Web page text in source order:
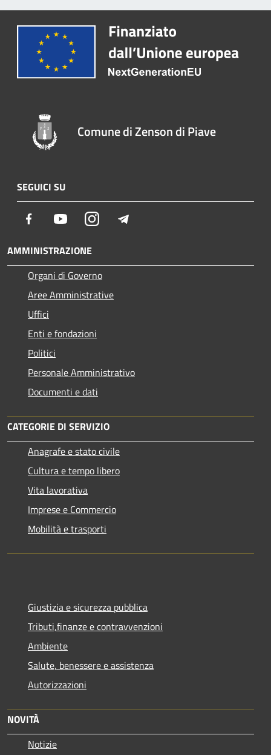
Comune di Zenson di Piave
SEGUICI SU
Facebook YoutubeInstagram
AMMINISTRAZIONE
Organi di Governo
Aree Amministrative
Uffici
Enti e fondazioni
Politici
Personale Amministrativo
Documenti e dati
CATEGORIE DI SERVIZIO
Anagrafe e stato civile
Cultura e tempo libero
Vita lavorativa
Imprese e Commercio
Mobilità e trasporti
Giustizia e sicurezza pubblica
Tributi,finanze e contravvenzioni
Ambiente
Salute, benessere e assistenza
Autorizzazioni
NOVITÀ
Notizie